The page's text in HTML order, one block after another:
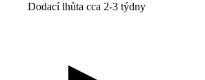
Dodací lhůta cca 2-3 týdny